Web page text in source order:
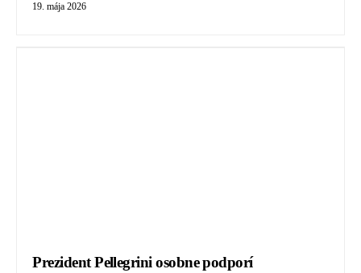
19. mája 2026
Prezident Pellegrini osobne podporí